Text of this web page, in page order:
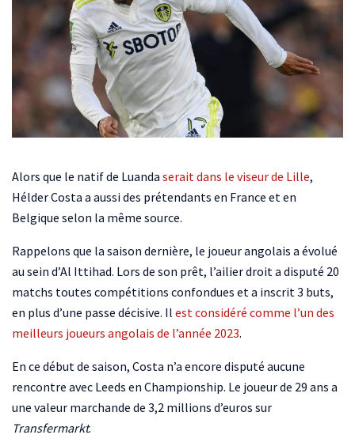
Alors que le natif de Luanda serait dans le viseur de Lille,
Hélder Costa a aussi des prétendants en France et en
Belgique selon la même source.
Rappelons que la saison dernière, le joueur angolais a évolué
au sein d’Al Ittihad. Lors de son prêt, l’ailier droit a disputé 20
matchs toutes compétitions confondues et a inscrit 3 buts,
en plus d’une passe décisive. Il est considéré comme l’un des
meilleurs joueurs angolais de l’année 2023.
En ce début de saison, Costa n’a encore disputé aucune
rencontre avec Leeds en Championship. Le joueur de 29 ans a
une valeur marchande de 3,2 millions d’euros sur
Transfermarkt.